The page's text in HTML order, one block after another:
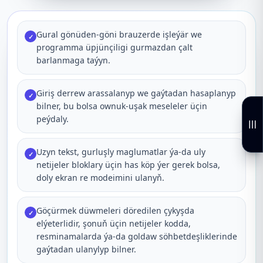
✓ Gural gönüden-göni brauzerde işleýär we
programma üpjünçiligi gurmazdan çalt
barlanmaga taýyn.
✓ Giriş derrew arassalanyp we gaýtadan hasaplanyp
bilner, bu bolsa ownuk-uşak meseleler üçin
peýdaly.
✓ Uzyn tekst, gurluşly maglumatlar ýa-da uly
netijeler bloklary üçin has köp ýer gerek bolsa,
doly ekran re modeimini ulanyň.
✓ Göçürmek düwmeleri döredilen çykyşda
elýeterlidir, şonuň üçin netijeler kodda,
resminamalarda ýa-da goldaw söhbetdeşliklerinde
gaýtadan ulanylyp bilner.